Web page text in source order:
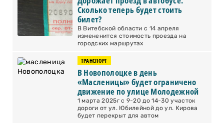
Сколько теперь будет стоить
билет?
В Витебской области с 14 апреля
измененится стоимость проезда на
городских маршрутах
ТРАНСПОРТ
В Новополоцке в день
«Масленицы» будет ограничено
движение по улице Молодежной
1 марта 2025г с 9-20 до 14-30 участок
дороги от ул. Юбилейной до ул. Кирова
будет перекрыт для автом